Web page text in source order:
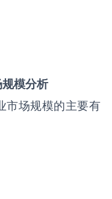
模分析
市场规模的主要有